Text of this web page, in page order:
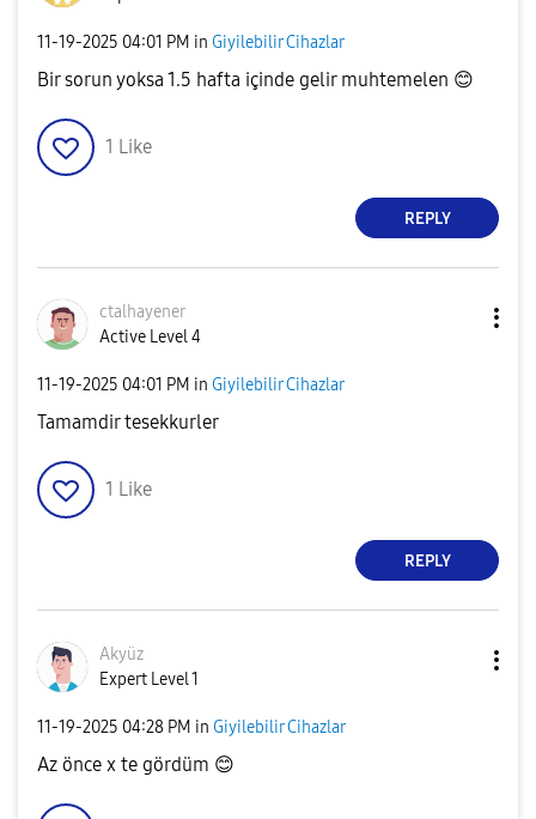
‎11-19-2025 04:01 PM in Giyilebilir Cihazlar
Bir sorun yoksa 1.5 hafta içinde gelir muhtemelen 😊
1 Like
REPLY
ctalhayener
Active Level 4
‎11-19-2025 04:01 PM in Giyilebilir Cihazlar
Tamamdir tesekkurler
1 Like
REPLY
Akyüz
Expert Level 1
‎11-19-2025 04:28 PM in Giyilebilir Cihazlar
Az önce x te gördüm 😊